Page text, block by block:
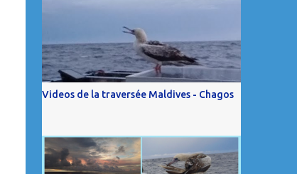
Videos de la traversée Maldives - Chagos